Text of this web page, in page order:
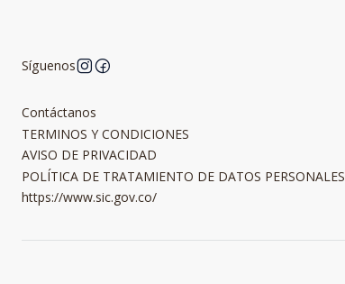
Síguenos
Contáctanos
TERMINOS Y CONDICIONES
AVISO DE PRIVACIDAD
POLÍTICA DE TRATAMIENTO DE DATOS PERSONALES
https://www.sic.gov.co/